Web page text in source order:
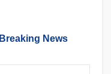
Breaking News